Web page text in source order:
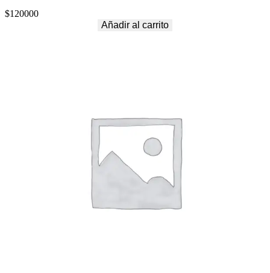
$120000
Añadir al carrito